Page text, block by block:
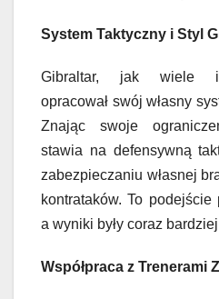
System Taktyczny i Styl
Gibraltar, jak wiele
opracował swój własny
Znając swoje
stawia na defensywną
zabezpieczaniu własnej
kontrataków. To podejście
a wyniki były coraz
Współpraca z Trenerami